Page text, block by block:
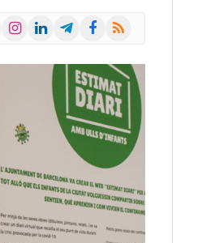
InstagramLinkedInTelegramFacebook
RSS